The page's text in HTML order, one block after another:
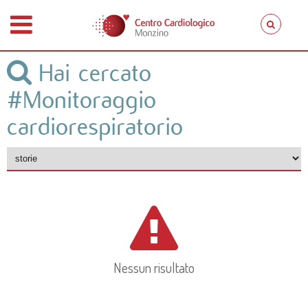
Hai cercato
#Monitoraggio
cardiorespiratorio
Nessun risultato